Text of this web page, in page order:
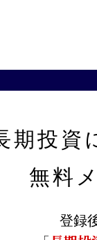
リュー株優位が示
か？
が負
期投資
無料
登録